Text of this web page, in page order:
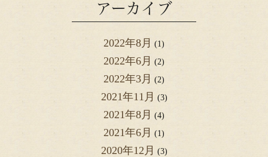
アーカイブ
2022年8月 (1)
2022年6月 (2)
2022年3月 (2)
2021年11月 (3)
2021年8月 (4)
2021年6月 (1)
2020年12月 (3)